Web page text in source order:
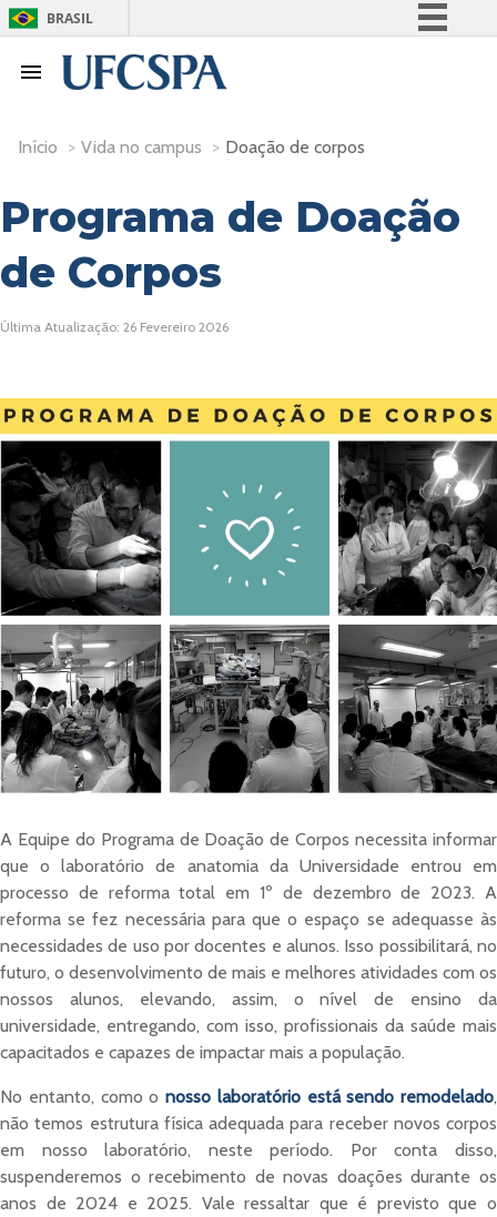
BRASIL
Acesso à informação
Canais
Início > Vida no campus > Doação de corpos
Programa de Doação
de Corpos
Última Atualização: 26 Fevereiro 2026
A Equipe do Programa de Doação de Corpos necessita informar
que o laboratório de anatomia da Universidade entrou em
processo de reforma total em 1º de dezembro de 2023. A
reforma se fez necessária para que o espaço se adequasse às
necessidades de uso por docentes e alunos. Isso possibilitará, no
futuro, o desenvolvimento de mais e melhores atividades com os
nossos alunos, elevando, assim, o nível de ensino da
universidade, entregando, com isso, profissionais da saúde mais
capacitados e capazes de impactar mais a população.
No entanto, como o nosso laboratório está sendo remodelado,
não temos estrutura física adequada para receber novos corpos
em nosso laboratório, neste período. Por conta disso,
suspenderemos o recebimento de novas doações durante os
anos de 2024 e 2025. Vale ressaltar que é previsto que o